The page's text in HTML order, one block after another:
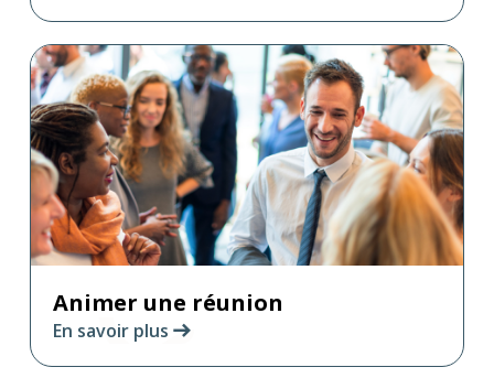
Animer une réunion
En savoir plus